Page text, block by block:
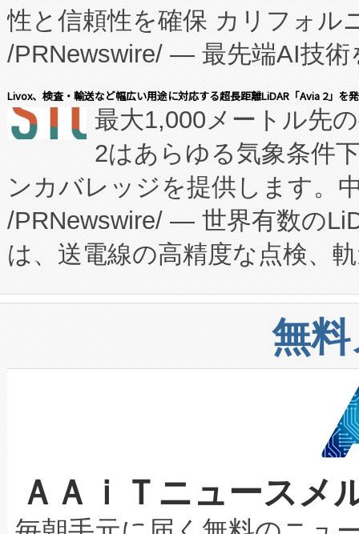
に、患者やサプライチェーン
キー方式で拡張性が高く、持
す。FCCM‑を活用した現地生
患者にとっての費用負担を大
のアクセスを大幅に拡大する
Fully-Connected Continuous
プログラムには、施設設計・
に関する技術移転および知的
構造化トレーニングカリキュ
上げおよび商用化段階におけ
設備整備および立ち上げ調整
加組織は、Enzeneのバイオ
選定された製品について、自
取得できる可能性もあります
設には、3億～4億ドルかか
最高経営責任者（CEO）であ
性と信頼性を確保 カリフォル
/PRNewswire/ — 最先端AI技術
会社エーアイ・アンド：本社
President原信平）と、エンタ
ードするVoltaiqは、日本にあ
ーエネルギー貯蔵システム（
た。 Voltaiq独自のAI搭載プラ
定、統合、導入、運用に至る
安全性を追跡し、確保する事
増加しているデータセンター
る電力網に大きな負担をかけ
事業者の負担軽減という課題
系統連系を迅速にし、ピーク
限を超えて利用可能な電力容
持できるよう貢献します。こ
ービスレベル契約（SLA）違
Livox、検査・輸送など幅広い用途に対応する超長距離LiDAR「Avia 2」を
最大1,000メートル先
2はあらゆる気象条件
ンカバレッジを提供します。
/PRNewswire/ — 世界有数の
は、送電線の高精度な点検、
や穀物倉庫におけるバルク材
リューション「Avia 2」を発
したAvia 2は、1,000メート
狭視野のFOVを切り替えるこ
ケーブル、枝などの細かな対
なレーザースポットにより、
な環境下でも豊かなディテー
キロメートル範囲を検出
無
ＡＡｉＴニュース